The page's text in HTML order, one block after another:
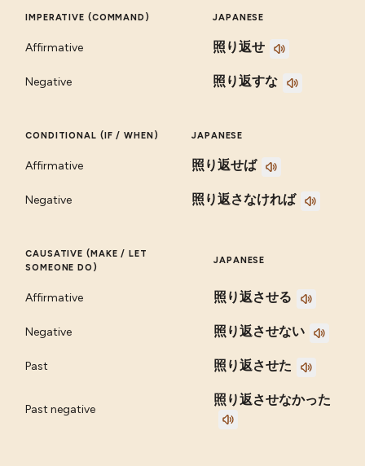
IMPERATIVE (COMMAND) JAPANESE
Affirmative 照り返せ
Negative 照り返すな
CONDITIONAL (IF / WHEN) JAPANESE
Affirmative 照り返せば
Negative 照り返さなければ
CAUSATIVE (MAKE / LET
SOMEONE DO)
JAPANESE
Affirmative 照り返させる
Negative 照り返させない
Past 照り返させた
Past negative
照り返させなかった